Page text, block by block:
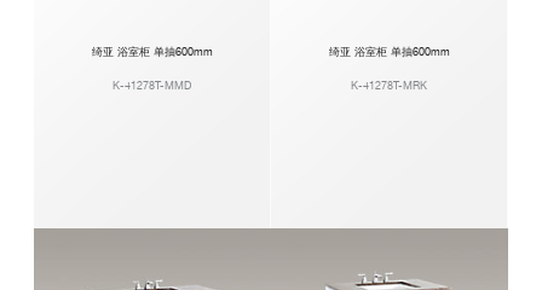
绮亚 浴室柜 单抽600mm
K-41278T-MMD
绮亚 浴室柜 单抽600mm
K-41278T-MRK